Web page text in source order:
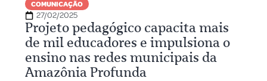
COMUNICAÇÃO
27/02/2025
Projeto pedagógico capacita mais
de mil educadores e impulsiona o
ensino nas redes municipais da
Amazônia Profunda